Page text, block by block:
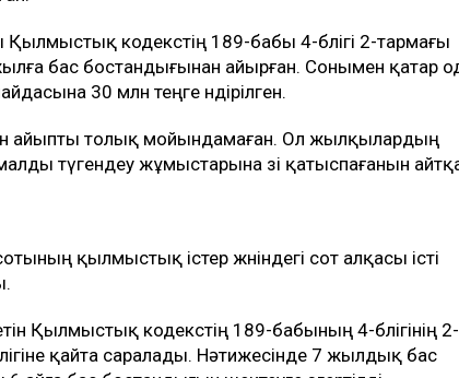
қай қалада
істеген. Оның аты 2019-2024 жылдар
қатысты екі сот ісінде аталған.
жылы шаруашылықта 60 бас жылқы жоғалып,
Кейін шаруа қожалығының иесі Тәжіғали Елеуов
Мұғалжар ауданындағы Сағашилі ауылында